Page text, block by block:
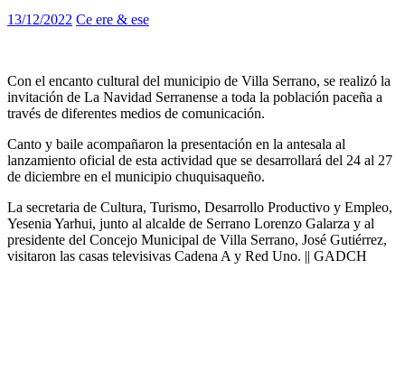
13/12/2022 Ce ere & ese
Con el encanto cultural del municipio de Villa Serrano, se realizó la
invitación de La Navidad Serranense a toda la población paceña a
través de diferentes medios de comunicación.
Canto y baile acompañaron la presentación en la antesala al
lanzamiento oficial de esta actividad que se desarrollará del 24 al 27
de diciembre en el municipio chuquisaqueño.
La secretaria de Cultura, Turismo, Desarrollo Productivo y Empleo,
Yesenia Yarhui, junto al alcalde de Serrano Lorenzo Galarza y al
presidente del Concejo Municipal de Villa Serrano, José Gutiérrez,
visitaron las casas televisivas Cadena A y Red Uno. || GADCH